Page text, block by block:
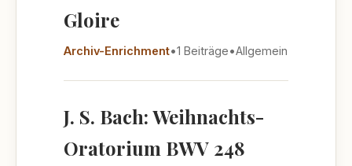
Gloire
Archiv-Enrichment•1 Beiträge•Allgemein
J. S. Bach: Weihnachts-
Oratorium BWV 248